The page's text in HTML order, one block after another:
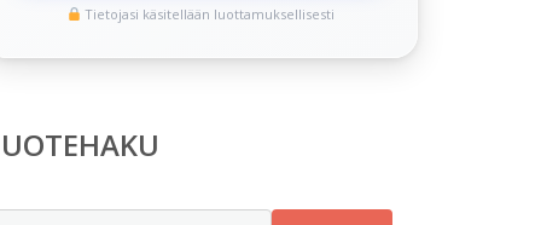
Tietojasi käsitellään luottamuksellisesti